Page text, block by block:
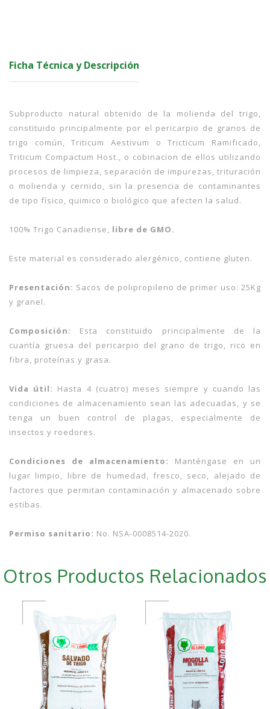
Ficha Técnica y Descripción
Subproducto natural obtenido de la molienda del trigo,
constituido principalmente por el pericarpio de granos de
trigo común, Triticum Aestivum o Tricticum Ramificado,
Triticum Compactum Host., o cobinacion de ellos utilizando
procesos de limpieza, separación de impurezas, trituración
o molienda y cernido, sin la presencia de contaminantes
de tipo físico, quimico o biológico que afecten la salud.
100% Trigo Canadiense, libre de GMO.
Este material es considerado alergénico, contiene gluten.
Presentación: Sacos de polipropileno de primer uso: 25Kg
y granel.
Composición:
Esta constituido principalmente de la
cuantía gruesa del pericarpio del grano de trigo, rico en
fibra, proteínas y grasa.
Vida útil: Hasta 4 (cuatro) meses siempre y cuando las
condiciones de almacenamiento sean las adecuadas, y se
tenga un buen control de plagas, especialmente de
insectos y roedores.
Condiciones de almacenamiento:
Manténgase en un
lugar limpio, libre de humedad, fresco, seco, alejado de
factores que permitan contaminación y almacenado sobre
estibas.
Permiso sanitario: No. NSA-0008514-2020.
Otros Productos Relacionados